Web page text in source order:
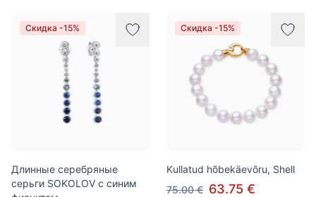
Скидка -15%
Длинные серебряные
серьги SOKOLOV с синим
Скидка -15%
Kullatud hõbekäevõru, Shell
75.00 € 63.75 €